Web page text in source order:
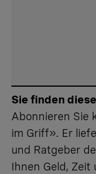
Sie finden
Abonnieren Sie
im Griff». Er
und Ratgeber
Ihnen Geld, Zeit